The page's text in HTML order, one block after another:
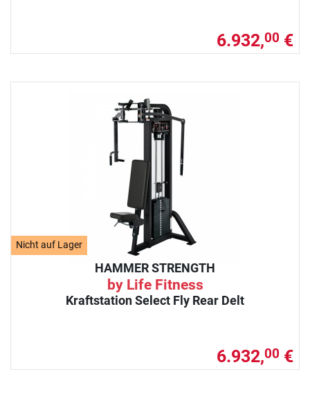
6.932,00 €
Nicht auf Lager
HAMMER STRENGTH
by Life Fitness
Kraftstation Select Fly Rear Delt
6.932,00 €